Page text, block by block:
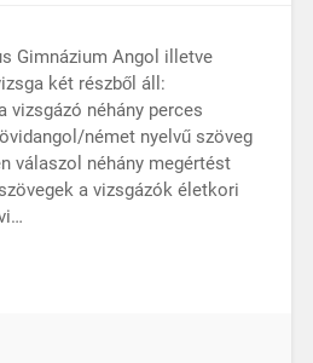
Gimnázium Angol illetve
két részből áll:
vizsgázó néhány perces
német nyelvű szöveg
válaszol néhány megértést
a vizsgázók életkori